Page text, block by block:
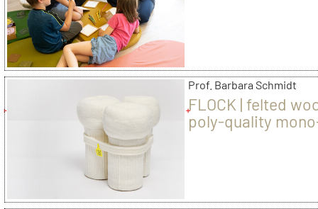
Prof. Barbara Schmidt
FLOCK | felted
poly-quality